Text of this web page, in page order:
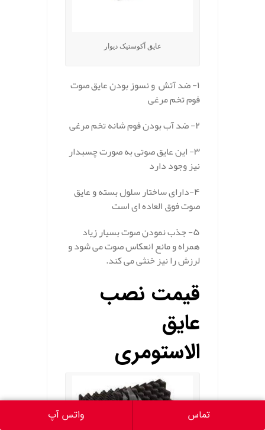
عایق آکوستیک دیوار
۱- ضد آتش و نسوز بودن عایق صوت
فوم تخم مرغی
۲- ضد آب بودن فوم شانه تخم مرغی
۳- این عایق صوتی به صورت چسبدار
نیز وجود دارد
۴-دارای ساختار سلول بسته و عایق
صوت فوق العاده ای است
۵- جذب نمودن صوت بسیار زیاد
همراه و مانع انعکاس صوت می شود و
لرزش را نیز خنثی می کند.
قیمت نصب
عایق
الاستومری
تماس واتس آپ